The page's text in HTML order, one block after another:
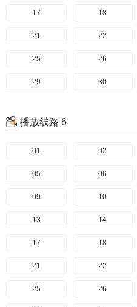
177 178
181 182
185 186
189 190
197
201
137 138
141 142
145 146
149 150
157
161 162
165 166
169 170
173 174
177 178
181 182
185 186
97 98
101 102
105 106
109 110
117
121 122
125 126
129 130
133 134
137 138
141 142
145 146
57 58
61 62
65 66
69 70
77
81 82
85 86
89 90
93 94
97 98
101 102
105 106
17 18
21 22
25 26
29 30
37
41 42
45 46
49 50
53 54
57 58
61 62
65 66
播放线路 6
01 02
05 06
09 10
13 14
17 18
21 22
25 26